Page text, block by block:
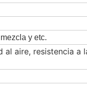
y etc.
al aire, resistencia a